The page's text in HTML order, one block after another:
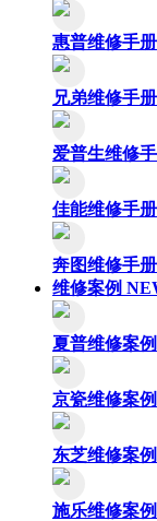
惠普维修手册
兄弟维修手册
爱普生维修
佳能维修手册
奔图维修手册
维修案例
夏普维修案例
京瓷维修案例
东芝维修案例
施乐维修案例